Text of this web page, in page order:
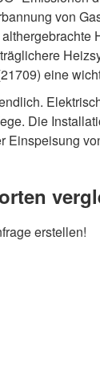
von
eine
Die
Einspeisung
erstellen!